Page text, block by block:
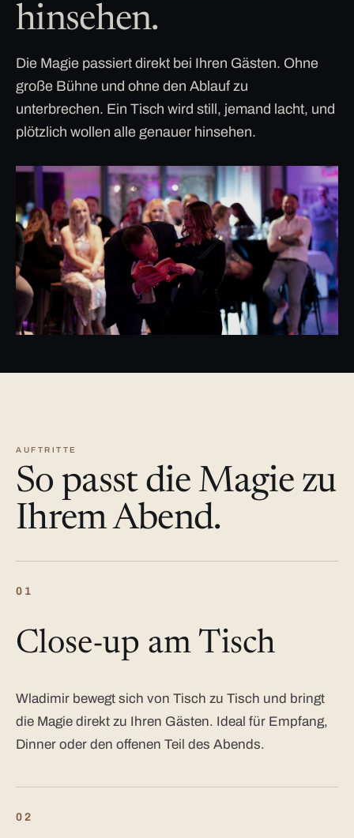
hinsehen.
Die Magie passiert direkt bei Ihren Gästen. Ohne
große Bühne und ohne den Ablauf zu
unterbrechen. Ein Tisch wird still, jemand lacht, und
plötzlich wollen alle genauer hinsehen.
AUFTRITTE
So passt die Magie zu
Ihrem Abend.
01
Close-up am Tisch
Wladimir bewegt sich von Tisch zu Tisch und bringt
die Magie direkt zu Ihren Gästen. Ideal für Empfang,
Dinner oder den offenen Teil des Abends.
02